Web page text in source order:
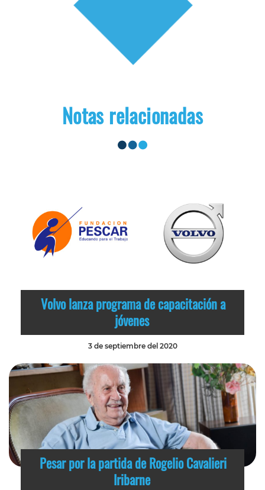
Notas relacionadas
Volvo lanza programa de capacitación a
jóvenes
3 de septiembre del 2020
Pesar por la partida de Rogelio Cavalieri
Iribarne